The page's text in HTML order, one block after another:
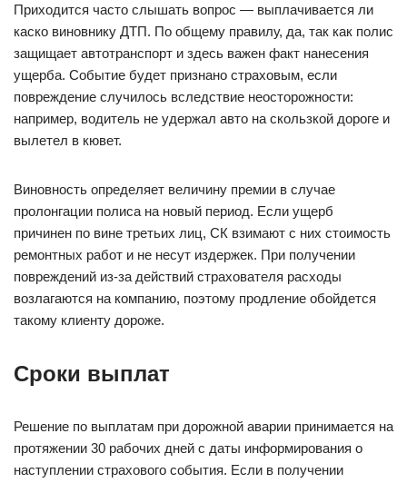
Приходится часто слышать вопрос — выплачивается ли
каско виновнику ДТП. По общему правилу, да, так как полис
защищает автотранспорт и здесь важен факт нанесения
ущерба. Событие будет признано страховым, если
повреждение случилось вследствие неосторожности:
например, водитель не удержал авто на скользкой дороге и
вылетел в кювет.
Виновность определяет величину премии в случае
пролонгации полиса на новый период. Если ущерб
причинен по вине третьих лиц, СК взимают с них стоимость
ремонтных работ и не несут издержек. При получении
повреждений из-за действий страхователя расходы
возлагаются на компанию, поэтому продление обойдется
такому клиенту дороже.
Сроки выплат
Решение по выплатам при дорожной аварии принимается на
протяжении 30 рабочих дней с даты информирования о
наступлении страхового события. Если в получении